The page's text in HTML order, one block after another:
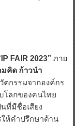
FAIR 2023” ภาย
มคิด ก้าวนำ
ตกรรมจากองค์กร
โลกของคนไทย
ที่มีชื่อเสียง
ให้คำปรึกษาด้าน